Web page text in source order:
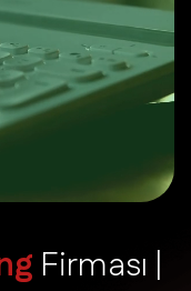
g Firması |